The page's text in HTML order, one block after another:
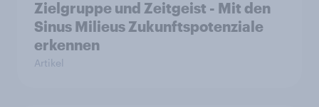
Zielgruppe und Zeitgeist - Mit den
Sinus Milieus Zukunftspotenziale
erkennen
Artikel